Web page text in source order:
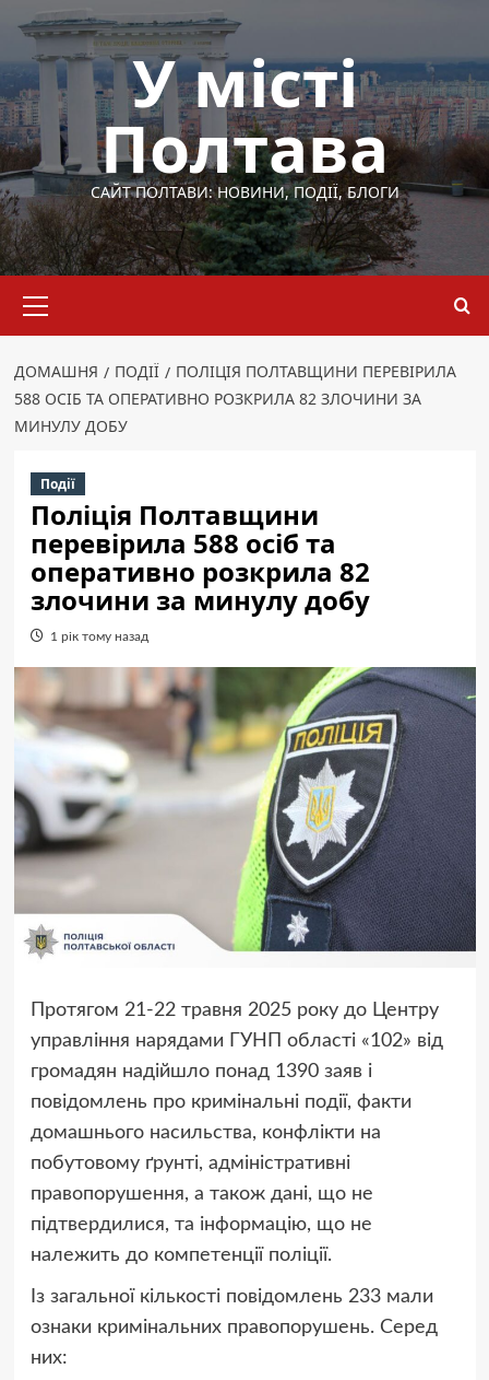
Перейти
вмісту
У місті
Полтава
САЙТ ПОЛТАВИ: НОВИНИ, ПОДІЇ, БЛОГИ
меню
ДОМАШНЯ ПОДІЇ
ПОЛІЦІЯ ПОЛТАВЩИНИ ПЕРЕВІРИЛА
588 ОСІБ ТА ОПЕРАТИВНО РОЗКРИЛА 82 ЗЛОЧИНИ ЗА
МИНУЛУ ДОБУ
Події
Поліція Полтавщини
перевірила 588 осіб та
оперативно розкрила 82
злочини за минулу добу
1 рік тому назад
Протягом 21-22 травня 2025 року до Центру
управління нарядами ГУНП області «102» від
громадян надійшло понад 1390 заяв і
повідомлень про кримінальні події, факти
домашнього насильства, конфлікти на
побутовому ґрунті, адміністративні
правопорушення, а також дані, що не
підтвердилися, та інформацію, що не
належить до компетенції поліції.
Із загальної кількості повідомлень 233 мали
ознаки кримінальних правопорушень. Серед
них: